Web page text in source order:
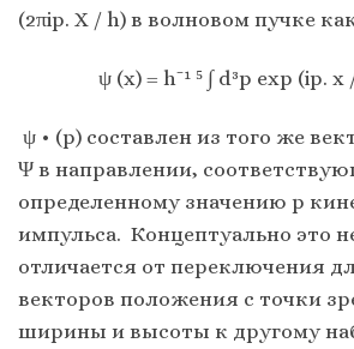
(2πip. X / h) в волновом пучке
ψ (x) = h⁻¹ ⁵ ∫ d³p exp (ip.
ψ • (p) составлен из того же
Ψ в направлении,
определенному значению p
импульса. Концептуально это
отличается от переключения
векторов положения с точки
ширины и высоты к другому